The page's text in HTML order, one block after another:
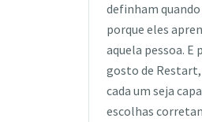
definham
porque eles
aquela pessoa.
gosto de
cada um seja
escolhas